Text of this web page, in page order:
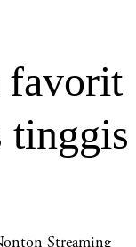
tinggis
Streaming